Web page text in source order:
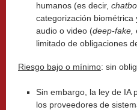
humanos (es decir,
categorización
audio o video (deep-fake,
limitado de obligaciones
Riesgo bajo o mínimo: sin
Sin embargo, la ley de IA
los proveedores de